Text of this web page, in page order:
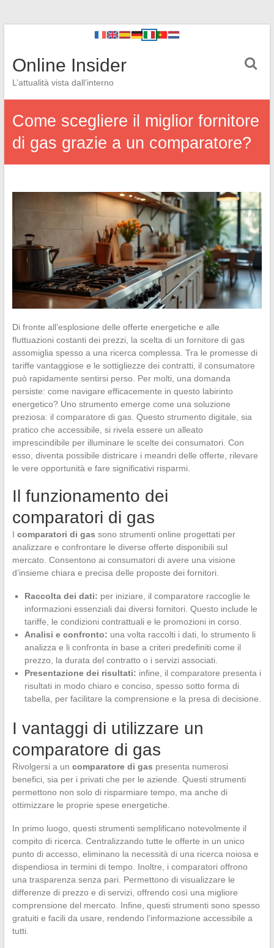
Online Insider
L’attualità vista dall’interno
Come scegliere il miglior fornitore
di gas grazie a un comparatore?
Di fronte all’esplosione delle offerte energetiche e alle
fluttuazioni costanti dei prezzi, la scelta di un fornitore di gas
assomiglia spesso a una ricerca complessa. Tra le promesse di
tariffe vantaggiose e le sottigliezze dei contratti, il consumatore
può rapidamente sentirsi perso. Per molti, una domanda
persiste: come navigare efficacemente in questo labirinto
energetico? Uno strumento emerge come una soluzione
preziosa: il comparatore di gas. Questo strumento digitale, sia
pratico che accessibile, si rivela essere un alleato
imprescindibile per illuminare le scelte dei consumatori. Con
esso, diventa possibile districare i meandri delle offerte, rilevare
le vere opportunità e fare significativi risparmi.
Il funzionamento dei
comparatori di gas
I comparatori di gas sono strumenti online progettati per
analizzare e confrontare le diverse offerte disponibili sul
mercato. Consentono ai consumatori di avere una visione
d’insieme chiara e precisa delle proposte dei fornitori.
Raccolta dei dati: per iniziare, il comparatore raccoglie le
informazioni essenziali dai diversi fornitori. Questo include le
tariffe, le condizioni contrattuali e le promozioni in corso.
Analisi e confronto: una volta raccolti i dati, lo strumento li
analizza e li confronta in base a criteri predefiniti come il
prezzo, la durata del contratto o i servizi associati.
Presentazione dei risultati: infine, il comparatore presenta i
risultati in modo chiaro e conciso, spesso sotto forma di
tabella, per facilitare la comprensione e la presa di decisione.
I vantaggi di utilizzare un
comparatore di gas
Rivolgersi a un comparatore di gas presenta numerosi
benefici, sia per i privati che per le aziende. Questi strumenti
permettono non solo di risparmiare tempo, ma anche di
ottimizzare le proprie spese energetiche.
In primo luogo, questi strumenti semplificano notevolmente il
compito di ricerca. Centralizzando tutte le offerte in un unico
punto di accesso, eliminano la necessità di una ricerca noiosa e
dispendiosa in termini di tempo. Inoltre, i comparatori offrono
una trasparenza senza pari. Permettono di visualizzare le
differenze di prezzo e di servizi, offrendo così una migliore
comprensione del mercato. Infine, questi strumenti sono spesso
gratuiti e facili da usare, rendendo l’informazione accessibile a
tutti.